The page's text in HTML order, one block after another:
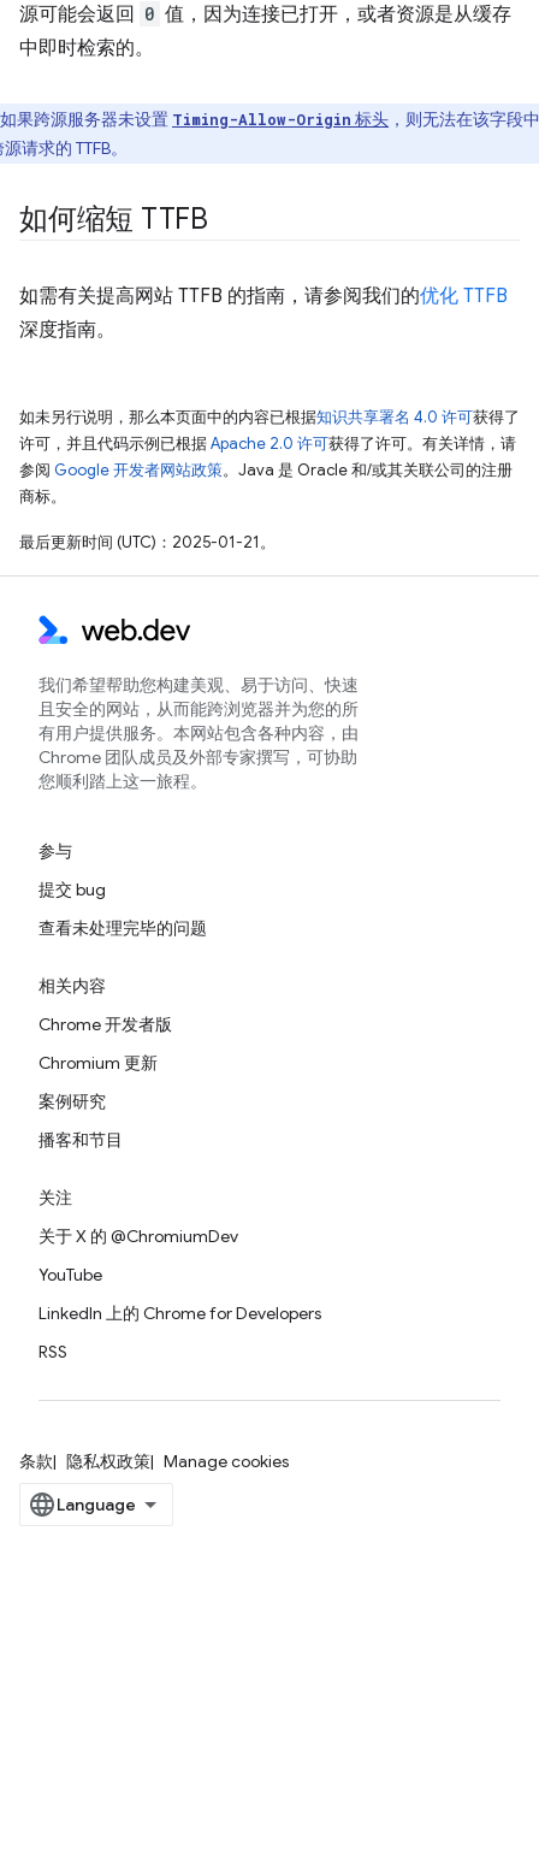
源可能会返回 0 值，因为连接已打开，或者资源是从缓存
中即时检索的。
如果跨源服务器未设置 Timing-Allow-Origin 标头 ，则无法在该字段
请求的 TTFB。
如何缩短 TTFB
如需有关提高网站 TTFB 的指南，请参阅我们的优化 TTFB
深度指南。
如未另行说明，那么本页面中的内容已根据知识共享署名 4.0 许可获得了
许可，并且代码示例已根据Apache 2.0 许可获得了许可。有关详情，请
参阅 Google 开发者网站政策。Java 是 Oracle 和/或其关联公司的注册
商标。
最后更新时间 (UTC)：2025-01-21。
我们希望帮助您构建美观、易于访问、快速
且安全的网站，从而能跨浏览器并为您的所
有用户提供服务。本网站包含各种内容，由
Chrome 团队成员及外部专家撰写，可协助
您顺利踏上这一旅程。
参与
提交 bug
查看未处理完毕的问题
相关内容
Chrome 开发者版
Chromium 更新
案例研究
播客和节目
关注
关于 X 的 @ChromiumDev
YouTube
LinkedIn 上的 Chrome for Developers
RSS
条款 隐私权政策 Manage cookies